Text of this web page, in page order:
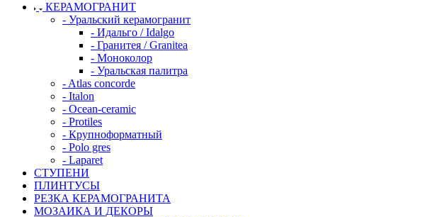
КЕРАМОГРАНИТ
- Уральский керамогранит
- Идальго / Idalgo
- Гранитея / Granitea
- Моноколор
- Уральская палитра
- Atlas concorde
- Italon
- Ocean-ceramic
- Protiles
- Крупноформатный
- Polo gres
- Laparet
СТУПЕНИ
ПЛИНТУСЫ
РЕЗКА КЕРАМОГРАНИТА
МОЗАИКА И ДЕКОРЫ